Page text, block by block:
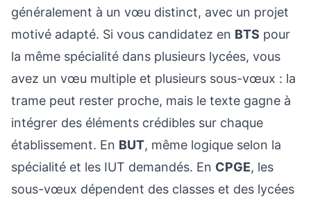
généralement à un vœu distinct, avec un projet
motivé adapté. Si vous candidatez en BTS pour
la même spécialité dans plusieurs lycées, vous
avez un vœu multiple et plusieurs sous-vœux : la
trame peut rester proche, mais le texte gagne à
intégrer des éléments crédibles sur chaque
établissement. En BUT, même logique selon la
spécialité et les IUT demandés. En CPGE, les
sous-vœux dépendent des classes et des lycées